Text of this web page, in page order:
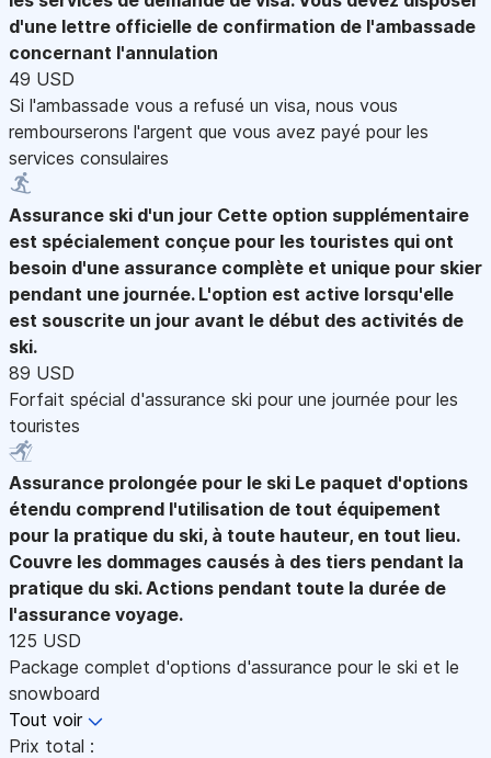
d'une lettre officielle de confirmation de l'ambassade
concernant l'annulation
49 USD
Si l'ambassade vous a refusé un visa, nous vous
rembourserons l'argent que vous avez payé pour les
services consulaires
Assurance ski d'un jour Cette option supplémentaire
est spécialement conçue pour les touristes qui ont
besoin d'une assurance complète et unique pour skier
pendant une journée. L'option est active lorsqu'elle
est souscrite un jour avant le début des activités de
ski.
89 USD
Forfait spécial d'assurance ski pour une journée pour les
touristes
Assurance prolongée pour le ski Le paquet d'options
étendu comprend l'utilisation de tout équipement
pour la pratique du ski, à toute hauteur, en tout lieu.
Couvre les dommages causés à des tiers pendant la
pratique du ski. Actions pendant toute la durée de
l'assurance voyage.
125 USD
Package complet d'options d'assurance pour le ski et le
snowboard
Tout voir
Prix total :